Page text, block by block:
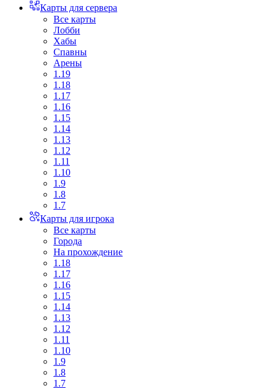
Карты для сервера
Все карты
Лобби
Хабы
Спавны
Арены
1.19
1.18
1.17
1.16
1.15
1.14
1.13
1.12
1.11
1.10
1.9
1.8
1.7
Карты для игрока
Все карты
Города
На прохождение
1.18
1.17
1.16
1.15
1.14
1.13
1.12
1.11
1.10
1.9
1.8
1.7